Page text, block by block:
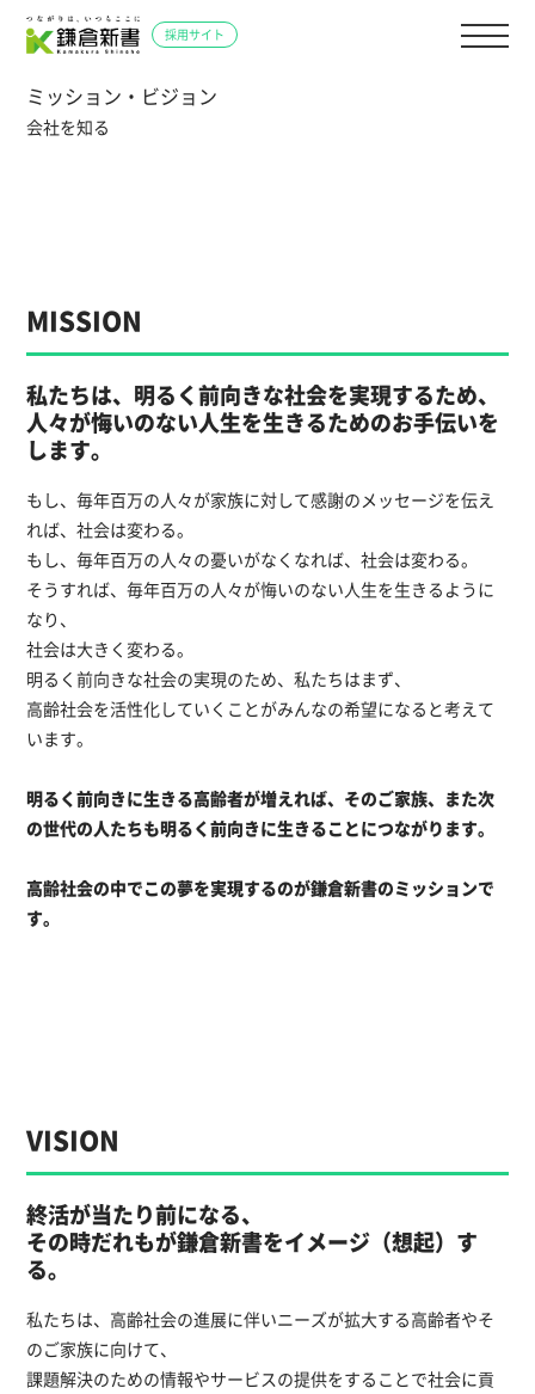
メ
採用サイト
ミッション・ビジョン
会社を知る
MISSION
私たちは、明るく前向きな社会を実現するため、
人々が悔いのない人生を生きるためのお手伝いを
します。
もし、毎年百万の人々が家族に対して感謝のメッセージを伝え
れば、社会は変わる。
もし、毎年百万の人々の憂いがなくなれば、社会は変わる。
そうすれば、毎年百万の人々が悔いのない人生を生きるように
なり、
社会は大きく変わる。
明るく前向きな社会の実現のため、私たちはまず、
高齢社会を活性化していくことがみんなの希望になると考えて
います。
明るく前向きに生きる高齢者が増えれば、そのご家族、また次
の世代の人たちも明るく前向きに生きることにつながります。
高齢社会の中でこの夢を実現するのが鎌倉新書のミッションで
す。
VISION
終活が当たり前になる、
その時だれもが鎌倉新書をイメージ（想起）す
る。
私たちは、高齢社会の進展に伴いニーズが拡大する高齢者やそ
のご家族に向けて、
課題解決のための情報やサービスの提供をすることで社会に貢